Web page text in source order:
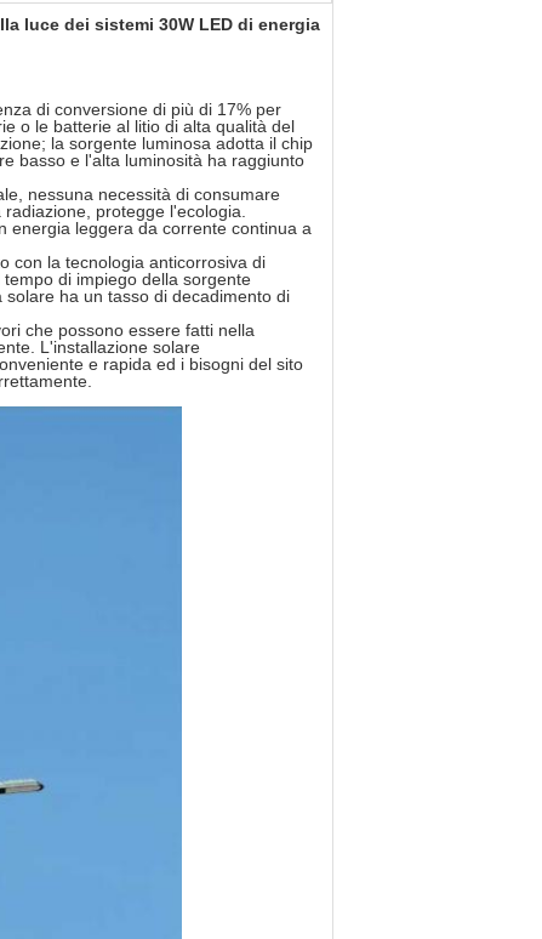
luce dei sistemi 30W LED di energia
di conversione di più di 17% per
o le batterie al litio di alta qualità del
la sorgente luminosa adotta il chip
basso e l'alta luminosità ha raggiunto
nessuna necessità di consumare
protegge l'ecologia.
energia leggera da corrente continua a
con la tecnologia anticorrosiva di
di impiego della sorgente
ha un tasso di decadimento di
che possono essere fatti nella
L'installazione solare
e rapida ed i bisogni del sito